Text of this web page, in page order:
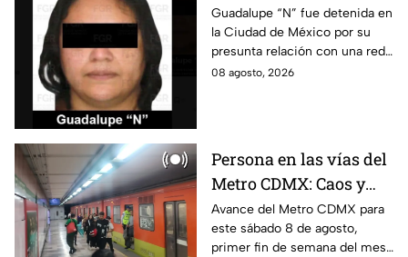
presunta relación con
red de contrabando de
hidrocarburos
Guadalupe “N” fue detenida en
la Ciudad de México por su
presunta relación con una red
de contrabando de
08 agosto, 2026
Persona en las vías del
Metro CDMX: Caos y
retrasos de más de 20
minutos en la Línea B
Avance del Metro CDMX para
este sábado 8 de agosto,
primer fin de semana del mes.